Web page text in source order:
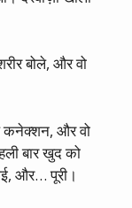
बोले, और वो
कनेक्शन, और वो
बार खुद को
और… पूरी।